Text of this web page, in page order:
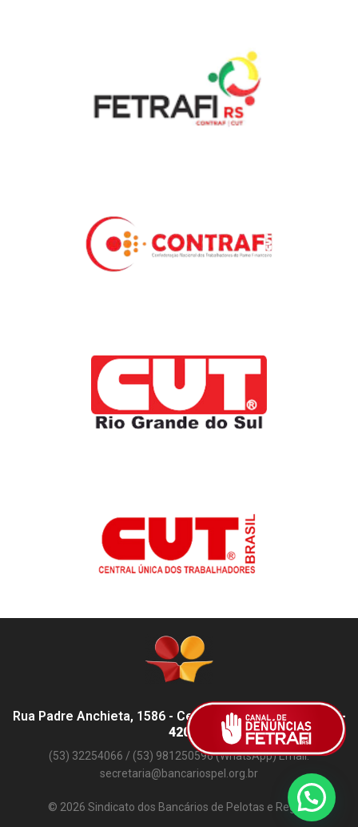
Rua Padre Anchieta, 1586 - Centro, Pelotas - RS,
96015-
420
(53) 32254066 / (53) 981250596 (WhatsApp) Email:
secretaria@bancariospel.org.br
© 2026 Sindicato dos Bancários de Pelotas e Região